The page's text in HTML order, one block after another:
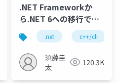
opentelemetry .net
.NET Frameworkか
ら.NET 6への移行でや
った細かいこと
.net c++/cli
須藤圭
太
120.3K